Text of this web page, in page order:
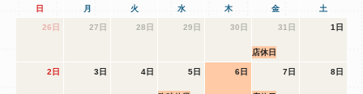
日 月 火 水 木 金 土
26日 27日 28日 29日 30日 31日
店休日
1日
2日 3日 4日 5日 6日 7日 8日